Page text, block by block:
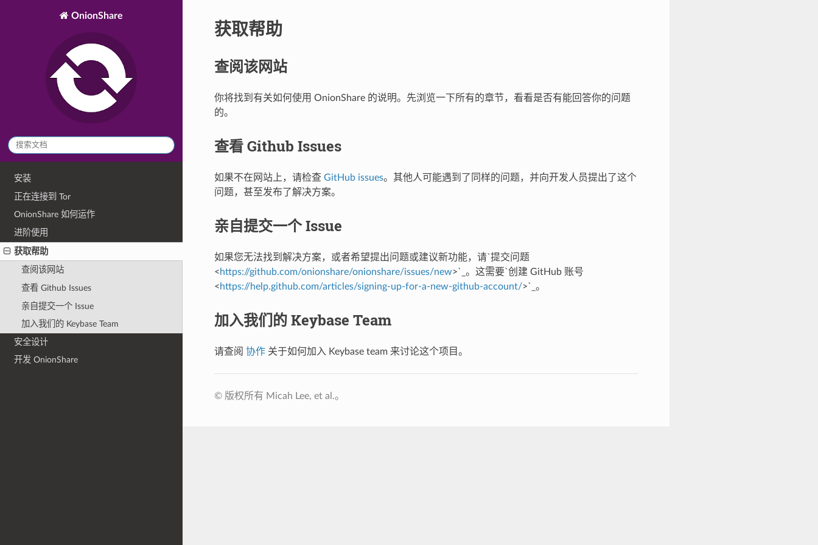
OnionShare
安装
正在连接到 Tor
OnionShare 如何运作
进阶使用
获取帮助
查阅该网站
查看 Github Issues
亲自提交一个 Issue
加入我们的 Keybase Team
安全设计
开发 OnionShare
获取帮助
查阅该网站
你将找到有关如何使用 OnionShare 的说明。先浏览一下所有的章节，看看是否有能回答你的问题
的。
查看 Github Issues
如果不在网站上，请检查 GitHub issues。其他人可能遇到了同样的问题，并向开发人员提出了这个
问题，甚至发布了解决方案。
亲自提交一个 Issue
如果您无法找到解决方案，或者希望提出问题或建议新功能，请`提交问题
<https://github.com/onionshare/onionshare/issues/new>`_。这需要`创建 GitHub 账号
<https://help.github.com/articles/signing-up-for-a-new-github-account/>`_。
加入我们的 Keybase Team
请查阅 协作关于如何加入 Keybase team 来讨论这个项目。
© 版权所有 Micah Lee, et al.。